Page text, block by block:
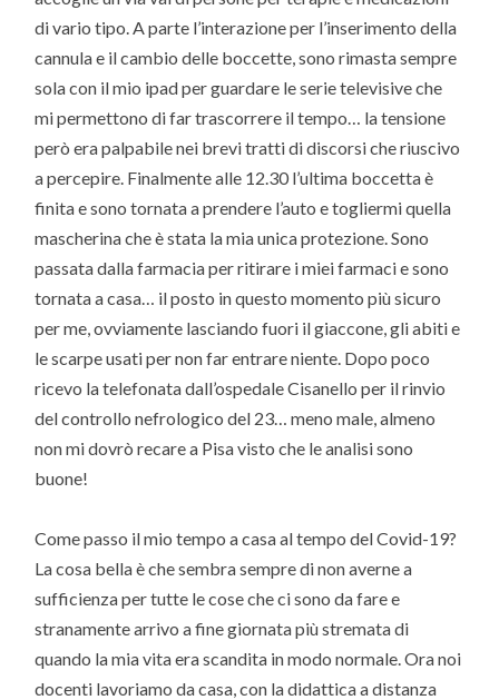
di vario tipo. A parte l’interazione per l’inserimento della
cannula e il cambio delle boccette, sono rimasta sempre
sola con il mio ipad per guardare le serie televisive che
mi permettono di far trascorrere il tempo… la tensione
però era palpabile nei brevi tratti di discorsi che riuscivo
a percepire. Finalmente alle 12.30 l’ultima boccetta è
finita e sono tornata a prendere l’auto e togliermi quella
mascherina che è stata la mia unica protezione. Sono
passata dalla farmacia per ritirare i miei farmaci e sono
tornata a casa… il posto in questo momento più sicuro
per me, ovviamente lasciando fuori il giaccone, gli abiti e
le scarpe usati per non far entrare niente. Dopo poco
ricevo la telefonata dall’ospedale Cisanello per il rinvio
del controllo nefrologico del 23… meno male, almeno
non mi dovrò recare a Pisa visto che le analisi sono
buone!
Come passo il mio tempo a casa al tempo del Covid-19?
La cosa bella è che sembra sempre di non averne a
sufficienza per tutte le cose che ci sono da fare e
stranamente arrivo a fine giornata più stremata di
quando la mia vita era scandita in modo normale. Ora noi
docenti lavoriamo da casa, con la didattica a distanza